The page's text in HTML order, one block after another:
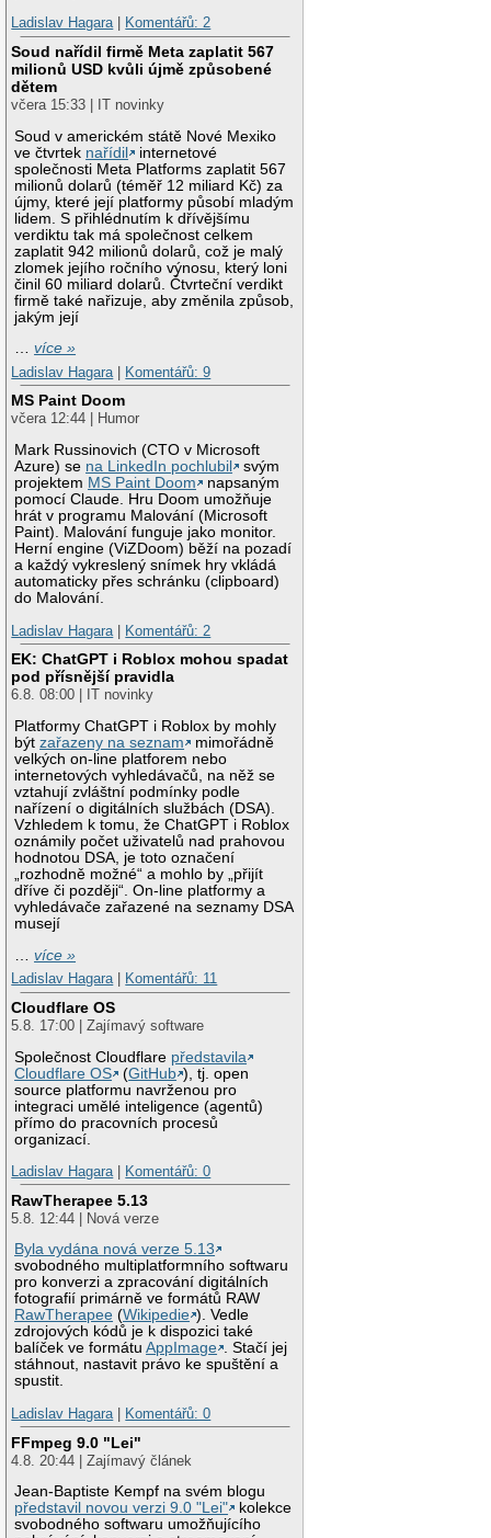
Ladislav Hagara| Komentářů: 2
Soud nařídil firmě Meta zaplatit 567
milionů USD kvůli újmě způsobené
dětem
včera 15:33 | IT novinky
Soud v americkém státě Nové Mexiko
ve čtvrtek nařídil
internetové
společnosti Meta Platforms zaplatit 567
milionů dolarů (téměř 12 miliard Kč) za
újmy, které její platformy působí mladým
lidem. S přihlédnutím k dřívějšímu
verdiktu tak má společnost celkem
zaplatit 942 milionů dolarů, což je malý
zlomek jejího ročního výnosu, který loni
činil 60 miliard dolarů. Čtvrteční verdikt
firmě také nařizuje, aby změnila způsob,
jakým její
…více »
Ladislav Hagara
Komentářů: 9
MS Paint Doom
včera 12:44 | Humor
Mark Russinovich (CTO v Microsoft
Azure) se na LinkedIn pochlubil
svým
projektem MS Paint Doom
napsaným
pomocí Claude. Hru Doom umožňuje
hrát v programu Malování (Microsoft
Paint). Malování funguje jako monitor.
Herní engine (ViZDoom) běží na pozadí
a každý vykreslený snímek hry vkládá
automaticky přes schránku (clipboard)
do Malování.
Ladislav Hagara
Komentářů: 2
EK: ChatGPT i Roblox mohou spadat
pod přísnější pravidla
6.8. 08:00 | IT novinky
Platformy ChatGPT i Roblox by mohly
býtzařazeny na seznam
mimořádně
velkých on-line platforem nebo
internetových vyhledávačů, na něž se
vztahují zvláštní podmínky podle
nařízení o digitálních službách (DSA).
Vzhledem k tomu, že ChatGPT i Roblox
oznámily počet uživatelů nad prahovou
hodnotou DSA, je toto označení
„rozhodně možné“ a mohlo by „přijít
dříve či později“. On-line platformy a
vyhledávače zařazené na seznamy DSA
musejí
…více »
Ladislav Hagara| Komentářů: 11
Cloudflare OS
5.8. 17:00 | Zajímavý software
Společnost Cloudflare představila
Cloudflare OS
(GitHub ), tj. open
source platformu navrženou pro
integraci umělé inteligence (agentů)
přímo do pracovních procesů
organizací.
Ladislav Hagara| Komentářů: 0
RawTherapee 5.13
5.8. 12:44 | Nová verze
Byla vydána nová verze 5.13
svobodného multiplatformního softwaru
pro konverzi a zpracování digitálních
fotografií primárně ve formátů RAW
RawTherapee (Wikipedie ). Vedle
zdrojových kódů je k dispozici také
balíček ve formátuAppImage . Stačí jej
stáhnout, nastavit právo ke spuštění a
spustit.
Ladislav Hagara| Komentářů: 0
FFmpeg 9.0 "Lei"
4.8. 20:44 | Zajímavý článek
Jean-Baptiste Kempf na svém blogu
představil novou verzi 9.0 "Lei"
kolekce
svobodného softwaru umožňujícího